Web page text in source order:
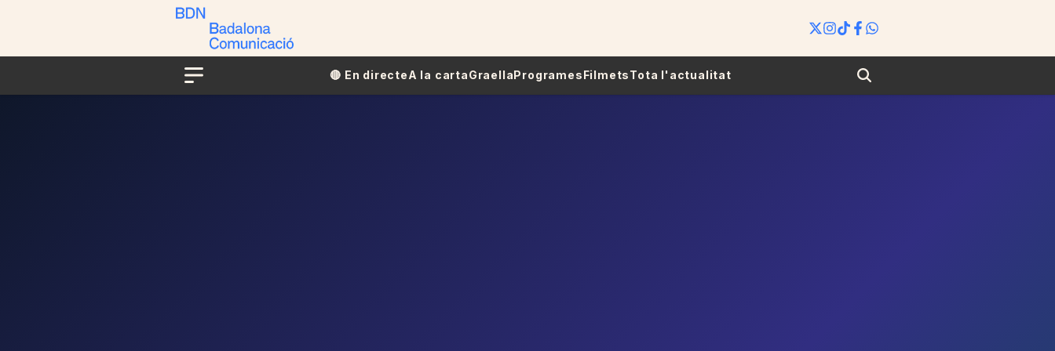
Menu
🔴​​ En directeA la cartaGraellaProgramesFilmetsTota l'actualitat Search